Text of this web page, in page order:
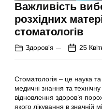
Важливість
розхідних
стоматологів
Здоров'я 25
Стоматологія – це наука
медичні знання та
відновлення здоров’я
якого лікування в значній